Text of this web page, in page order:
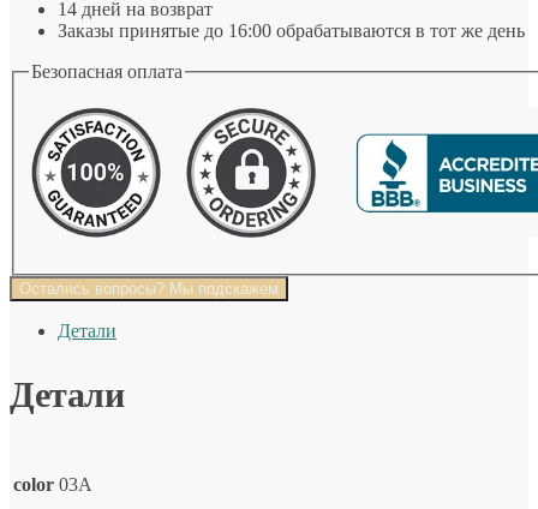
14 дней на возврат
Заказы принятые до 16:00 обрабатываются в тот же день
Безопасная оплата
Остались вопросы? Мы подскажем
Детали
Детали
color 03A